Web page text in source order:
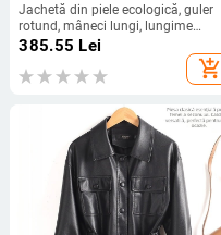
Jachetă din piele ecologică, guler
rotund, mâneci lungi, lungime
obișnuită, închidere cu catarame
multiple pe un singur rând, stil
urban pentru naveta zilnică
385.55 Lei
add_shopping_cart